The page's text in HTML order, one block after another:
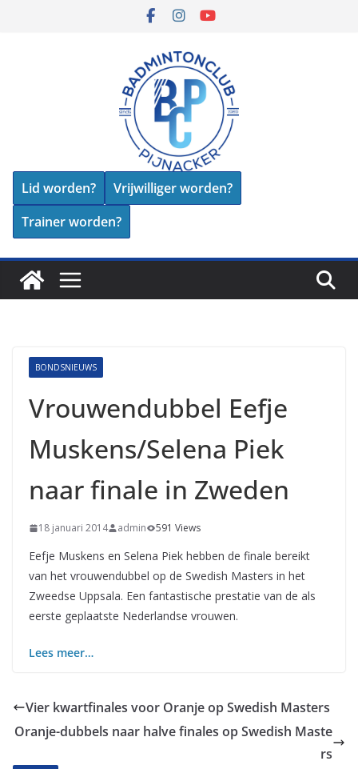
Lid worden?
Vrijwilliger worden?
Trainer worden?
BONDSNIEUWS
Vrouwendubbel Eefje
Muskens/Selena Piek
naar finale in Zweden
18 januari 2014 admin 591 Views
Eefje Muskens en Selena Piek hebben de finale bereikt
van het vrouwendubbel op de Swedish Masters in het
Zweedse Uppsala. Een fantastische prestatie van de als
eerste geplaatste Nederlandse vrouwen.
Lees meer…
Vier kwartfinales voor Oranje op Swedish Masters
Oranje-dubbels naar halve finales op Swedish Maste
rs